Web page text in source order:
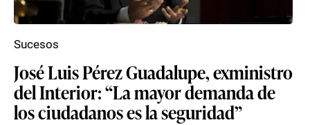
José Luis Pérez Guadalupe, exministro
del Interior: “La mayor demanda de
los ciudadanos es la seguridad”
Sucesos